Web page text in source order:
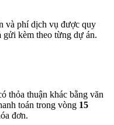
và phí dịch vụ được quy
gửi kèm theo từng dự án.
thỏa thuận khác bằng văn
toán trong vòng 15
đơn.